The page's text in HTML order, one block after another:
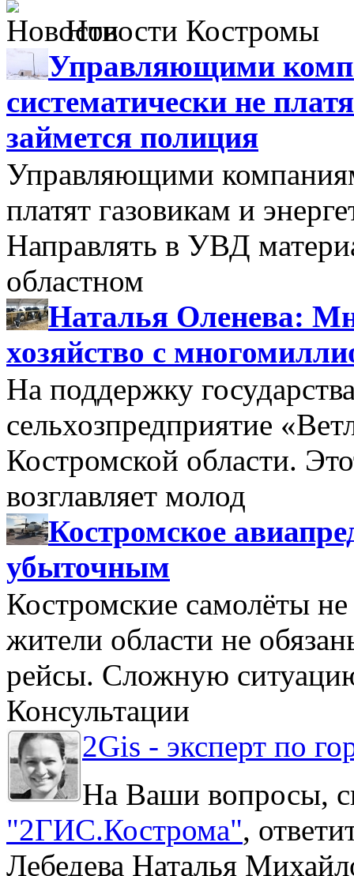
Новости Костромы
Управляющими
систематически не
займется полиция
Управляющими
платят газовикам и
Направлять в УВД
областном
Наталья Оленева:
хозяйство с
На поддержку
сельхозпредприятие
Костромской области.
возглавляет молод
Костромское
убыточным
Костромские самолёты
жители области не
рейсы. Сложную
Консультации
2Gis - эксперт по
На Ваши вопросы,
"2ГИС.Кострома",
Лебедева Наталья